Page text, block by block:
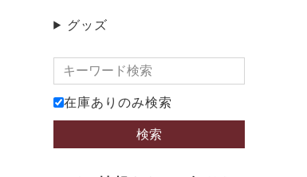
グッズ
在庫ありのみ検索
検索